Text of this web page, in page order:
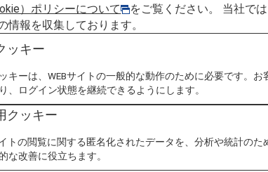
）ポリシーについて
をご覧ください。 当社で
情報を収集しております。
ッキー
キーは、WEBサイトの一般的な動作のために必要です。
、ログイン状態を継続できるようにします。
クッキー
トの閲覧に関する匿名化されたデータを、分析や統計のた
な改善に役立ちます。